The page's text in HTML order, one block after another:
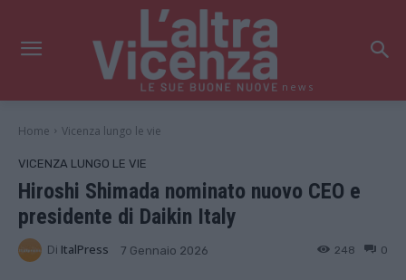
news
Home Vicenza lungo le vie
VICENZA LUNGO LE VIE
Hiroshi Shimada nominato nuovo CEO e
presidente di Daikin Italy
Di ItalPress 7 Gennaio 2026 0
248